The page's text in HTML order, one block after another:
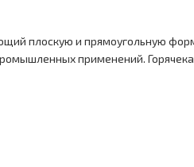
плоскую и прямоугольную
применений.